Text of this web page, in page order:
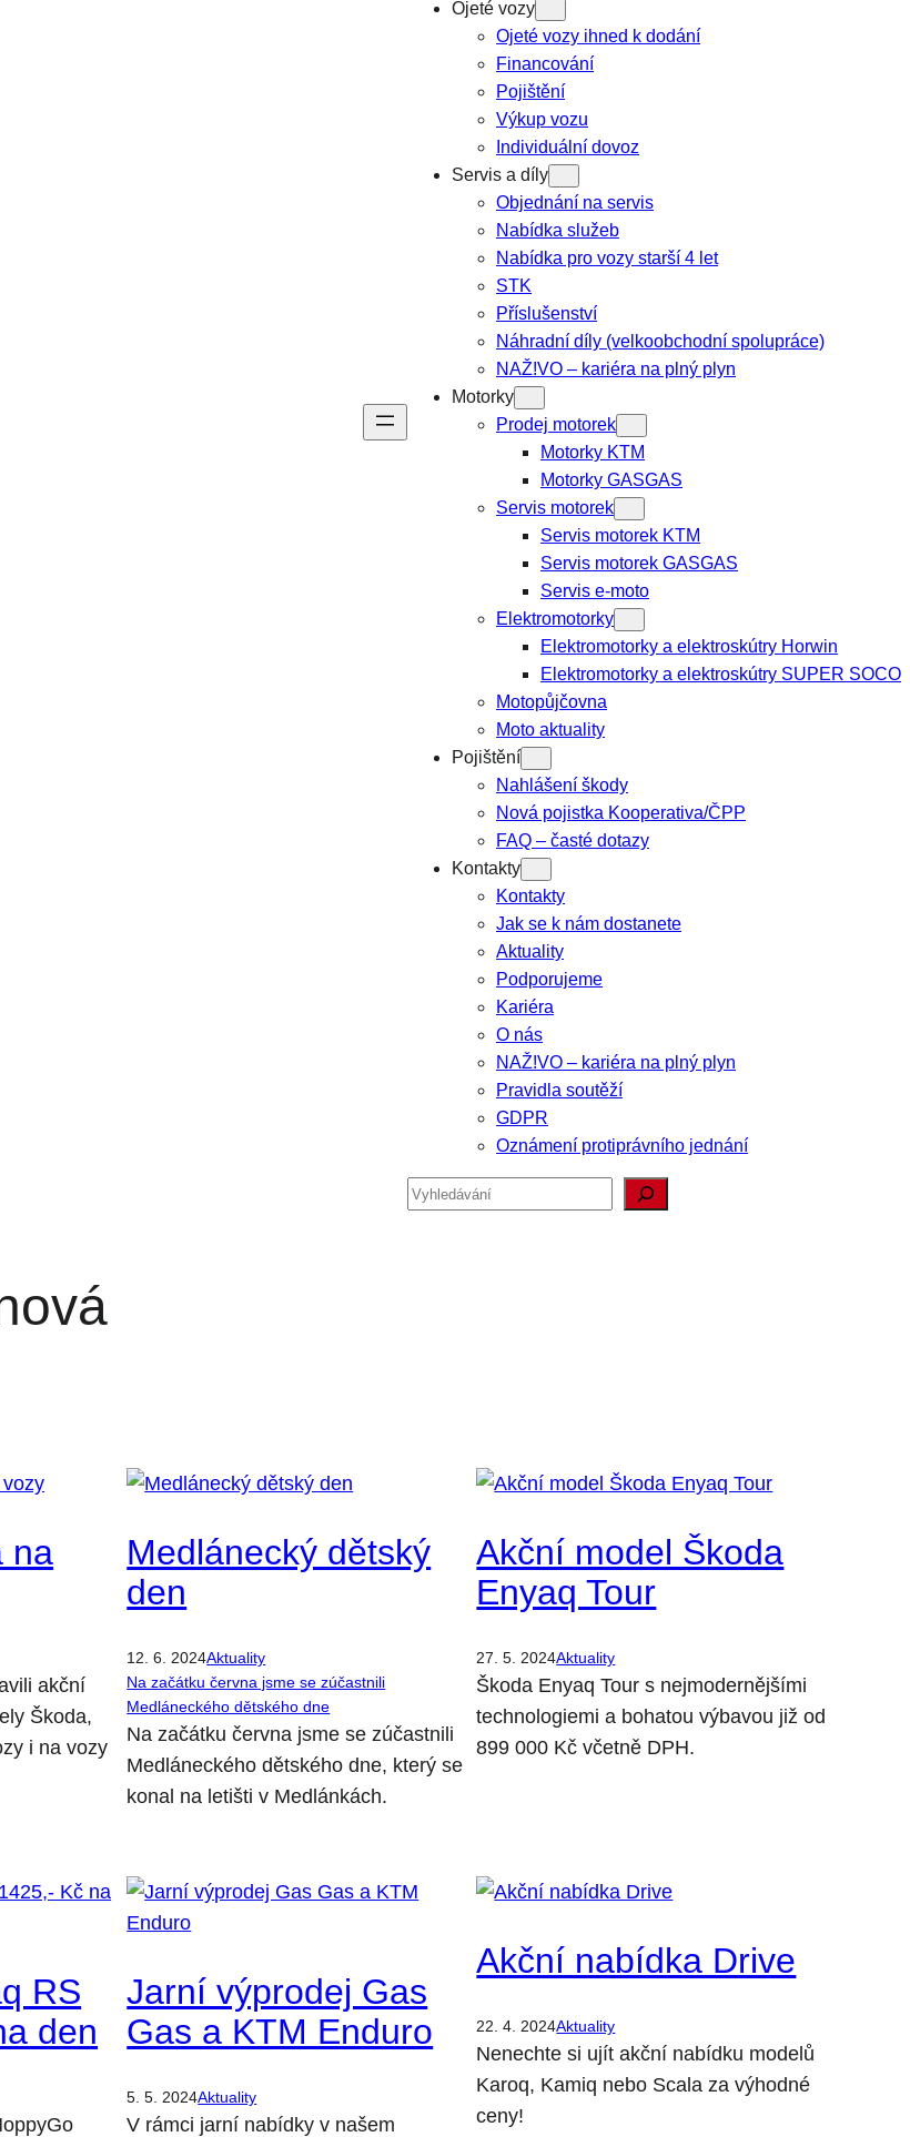
Ojeté vozy
Ojeté vozy ihned k dodání
Financování
Pojištění
Výkup vozu
Individuální dovoz
Servis a díly
Objednání na servis
Nabídka služeb
Nabídka pro vozy starší 4 let
STK
Příslušenství
Náhradní díly (velkoobchodní spolupráce)
NAŽ!VO – kariéra na plný plyn
Motorky
Prodej motorek
Motorky KTM
Motorky GASGAS
Servis motorek
Servis motorek KTM
Servis motorek GASGAS
Servis e-moto
Elektromotorky
Elektromotorky a elektroskútry Horwin
Elektromotorky a elektroskútry SUPER SOCO
Motopůjčovna
Moto aktuality
Pojištění
Nahlášení škody
Nová pojistka Kooperativa/ČPP
FAQ – časté dotazy
Kontakty
Kontakty
Jak se k nám dostanete
Aktuality
Podporujeme
Kariéra
O nás
NAŽ!VO – kariéra na plný plyn
Pravidla soutěží
GDPR
Oznámení protiprávního jednání
Hledat
na
akční
Škoda,
i na vozy
Medlánecký dětský
den
12. 6. 2024Aktuality
Na začátku června jsme se zúčastnili
Medláneckého dětského dne
Na začátku června jsme se zúčastnili
Medláneckého dětského dne, který se
konal na letišti v Medlánkách.
Akční model Škoda
Enyaq Tour
27. 5. 2024Aktuality
Škoda Enyaq Tour s nejmodernějšími
technologiemi a bohatou výbavou již od
899 000 Kč včetně DPH.
RS
den
Jarní výprodej Gas
Gas a KTM Enduro
5. 5. 2024Aktuality
V rámci jarní nabídky v našem
Akční nabídka Drive
22. 4. 2024Aktuality
Nenechte si ujít akční nabídku modelů
Karoq, Kamiq nebo Scala za výhodné
ceny!